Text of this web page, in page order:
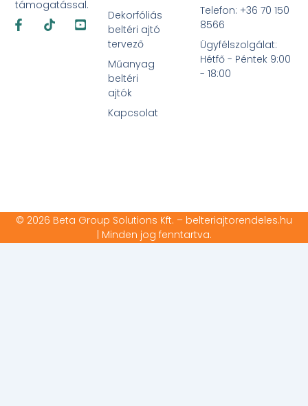
támogatással.
Facebook-
f
TiktokYoutube-
square
Dekorfóliás
beltéri ajtó
tervező
Műanyag
beltéri
ajtók
Kapcsolat
Telefon: +36 70 150
8566
Ügyfélszolgálat:
Hétfő - Péntek 9:00
- 18:00
© 2026 Beta Group Solutions Kft. – belteriajtorendeles.hu
| Minden jog fenntartva.